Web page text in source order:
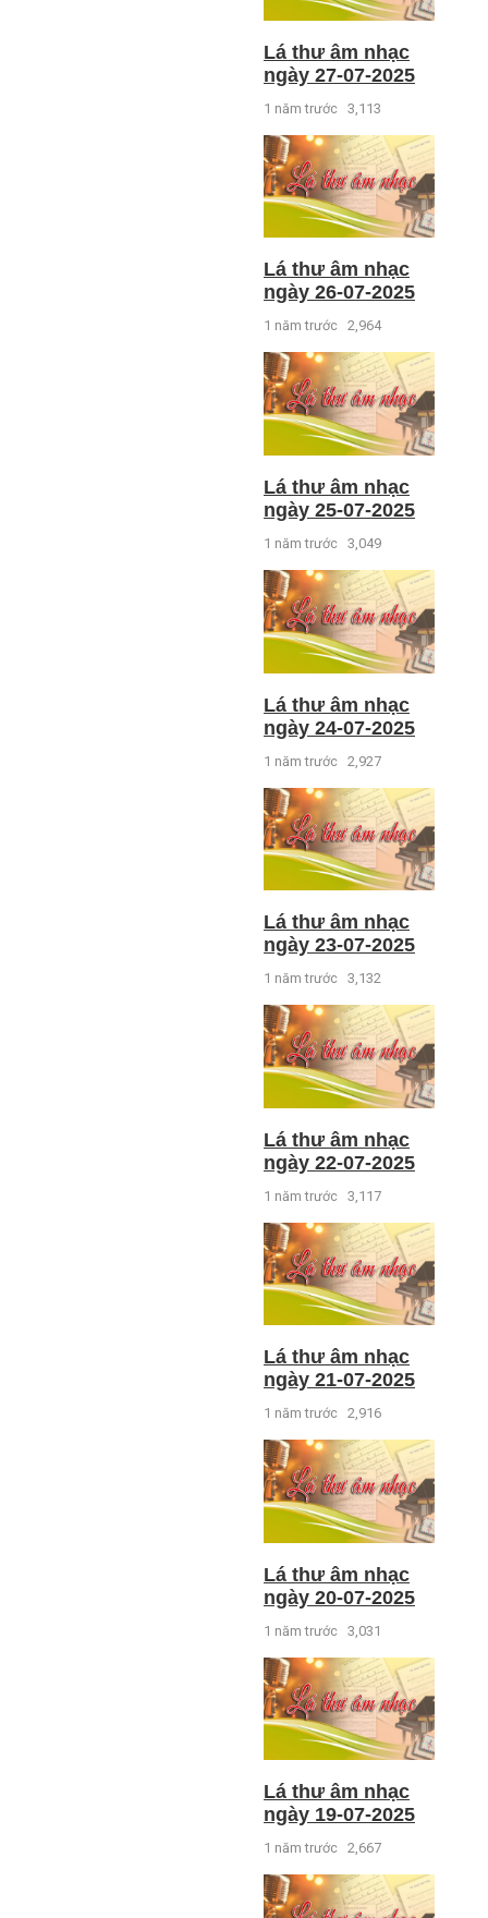
Lá thư âm nhạc
ngày 27-07-2025
1 năm trước 3,113
Lá thư âm nhạc
ngày 26-07-2025
1 năm trước 2,964
Lá thư âm nhạc
ngày 25-07-2025
1 năm trước 3,049
Lá thư âm nhạc
ngày 24-07-2025
1 năm trước 2,927
Lá thư âm nhạc
ngày 23-07-2025
1 năm trước 3,132
Lá thư âm nhạc
ngày 22-07-2025
1 năm trước 3,117
Lá thư âm nhạc
ngày 21-07-2025
1 năm trước 2,916
Lá thư âm nhạc
ngày 20-07-2025
1 năm trước 3,031
Lá thư âm nhạc
ngày 19-07-2025
1 năm trước 2,667